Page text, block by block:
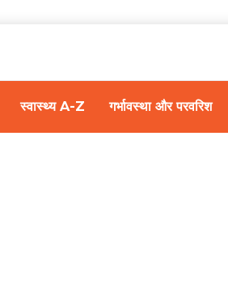
स्वास्थ्य A-Z गर्भावस्था और परवरिश